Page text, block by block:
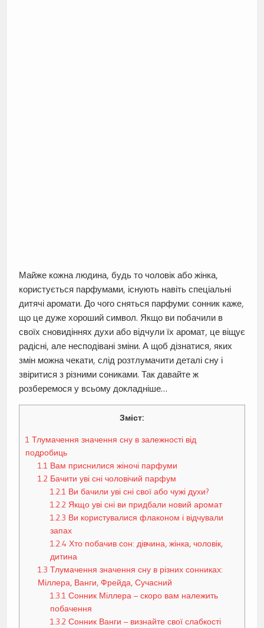
Майже кожна людина, будь то чоловік або жінка,
користується парфумами, існують навіть спеціальні
дитячі аромати. До чого сняться парфуми: сонник каже,
що це дуже хороший символ. Якщо ви побачили в
своїх сновидіннях духи або відчули їх аромат, це віщує
радісні, але несподівані зміни. А щоб дізнатися, яких
змін можна чекати, слід розтлумачити деталі сну і
звіритися з різними сониками. Так давайте ж
розберемося у всьому докладніше…
Зміст:
1 Тлумачення значення сну в залежності від
подробиць
1.1 Вам приснилися жіночі парфуми
1.2 Бачити уві сні чоловічий парфум
1.2.1 Ви бачили уві сні свої або чужі духи?
1.2.2 Якщо уві сні ви придбали новий аромат
1.2.3 Ви користувалися флаконом і відчували
запах
1.2.4 Хто побачив сон: дівчина, жінка, чоловік,
дитина
1.3 Тлумачення значення сну в різних сонниках:
Міллера, Ванги, Фрейда, Сучасний
1.3.1 Сонник Міллера – скоро вам належить
побачення
1.3.2 Сонник Ванги – визнайте свої слабкості